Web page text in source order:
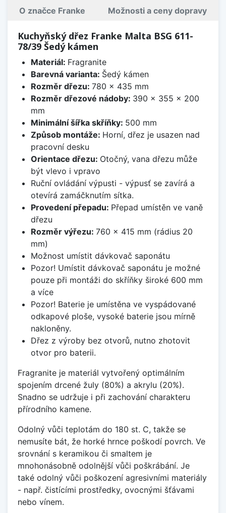
O značce Franke Možnosti a ceny dopravy
Kuchyňský dřez Franke Malta BSG 611-
78/39 Šedý kámen
Materiál: Fragranite
Barevná varianta: Šedý kámen
Rozměr dřezu: 780 x 435 mm
Rozměr dřezové nádoby: 390 x 355 x 200
mm
Minimální šířka skříňky: 500 mm
Způsob montáže: Horní, dřez je usazen nad
pracovní desku
Orientace dřezu: Otočný, vana dřezu může
být vlevo i vpravo
Ruční ovládání výpusti - výpusť se zavírá a
otevírá zamáčknutím sítka.
Provedení přepadu: Přepad umístěn ve vaně
dřezu
Rozměr výřezu: 760 x 415 mm (rádius 20
mm)
Možnost umístit dávkovač saponátu
Pozor! Umístit dávkovač saponátu je možné
pouze při montáži do skříňky široké 600 mm
a více
Pozor! Baterie je umístěna ve vyspádované
odkapové ploše, vysoké baterie jsou mírně
nakloněny.
Dřez z výroby bez otvorů, nutno zhotovit
otvor pro baterii.
Fragranite je materiál vytvořený optimálním
spojením drcené žuly (80%) a akrylu (20%).
Snadno se udržuje i při zachování charakteru
přírodního kamene.
Odolný vůči teplotám do 180 st. C, takže se
nemusíte bát, že horké hrnce poškodí povrch. Ve
srovnání s keramikou či smaltem je
mnohonásobně odolnější vůči poškrábání. Je
také odolný vůči poškození agresivními materiály
- např. čistícími prostředky, ovocnými šťávami
nebo vínem.